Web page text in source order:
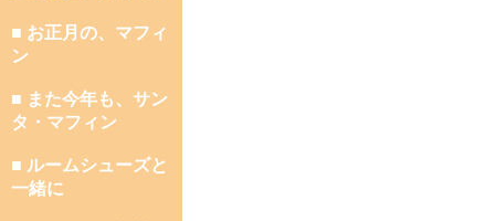
■ お正月の、マフィ
ン
■ また今年も、サン
タ・マフィン
■ ルームシューズと
一緒に